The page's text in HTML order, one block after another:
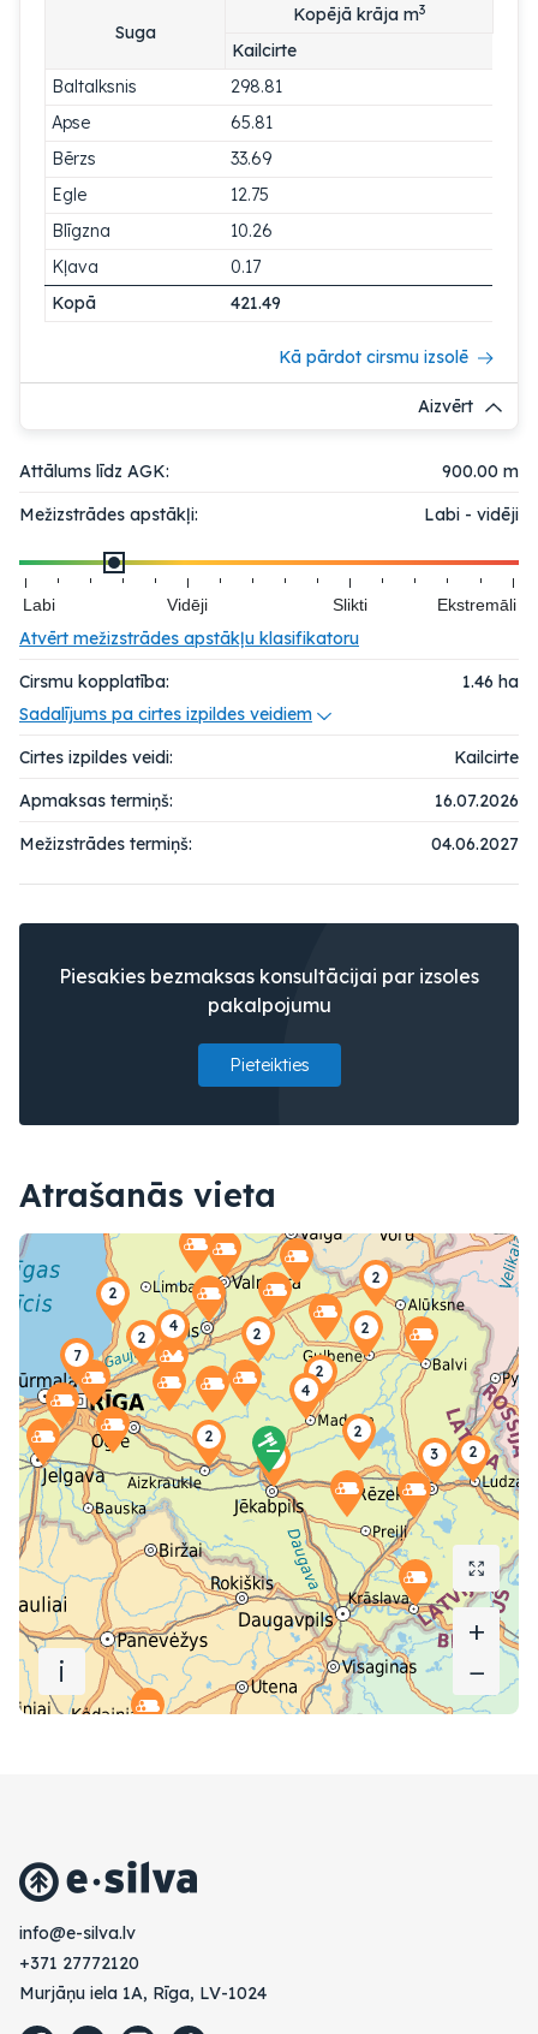
Suga
Kopējā krāja m3
Kailcirte
Baltalksnis
298.81
Apse
65.81
Bērzs
33.69
Egle
12.75
Blīgzna
10.26
Kļava
0.17
Kopā
421.49
Kā pārdot cirsmu izsolē
Aizvērt
Attālums līdz AGK:
900.00 m
Mežizstrādes apstākļi:
Labi - vidēji
Labi Vidēji Slikti Ekstremāli
Atvērt mežizstrādes apstākļu klasifikatoru
Cirsmu kopplatība:
1.46 ha
Sadalījums pa cirtes izpildes veidiem
Cirtes izpildes veidi:
Kailcirte
Apmaksas termiņš:
16.07.2026
Mežizstrādes termiņš:
04.06.2027
Piesakies bezmaksas konsultācijai par izsoles
pakalpojumu
Pieteikties
Atrašanās vieta
+
−
i
+
−
vl.avlis-e@ofni
+371 27772120
Murjāņu iela 1A, Rīga, LV-1024